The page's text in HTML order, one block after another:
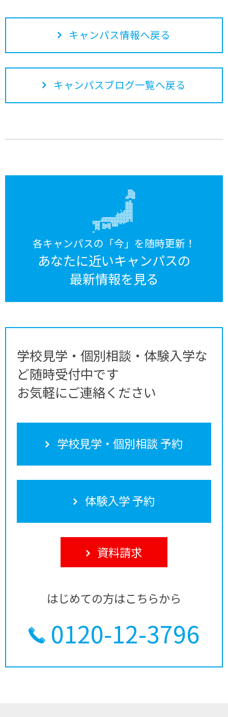
キャンパス情報へ戻る
キャンパスブログ一覧へ戻る
各キャンパスの「今」を随時更新！
あなたに近いキャンパスの
最新情報を見る
学校見学・個別相談・体験入学な
ど随時受付中です
お気軽にご連絡ください
学校見学・個別相談 予約
体験入学 予約
資料請求
はじめての方はこちらから
0120-12-3796